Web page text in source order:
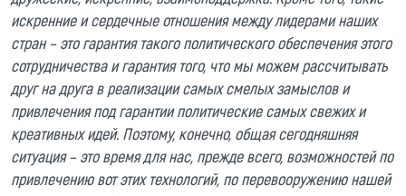
искренние и сердечные отношения между лидерами наших
стран – это гарантия такого политического обеспечения этого
сотрудничества и гарантия того, что мы можем рассчитывать
друг на друга в реализации самых смелых замыслов и
привлечения под гарантии политические самых свежих и
креативных идей. Поэтому, конечно, общая сегодняшняя
ситуация – это время для нас, прежде всего, возможностей по
привлечению вот этих технологий, по перевооружению нашей